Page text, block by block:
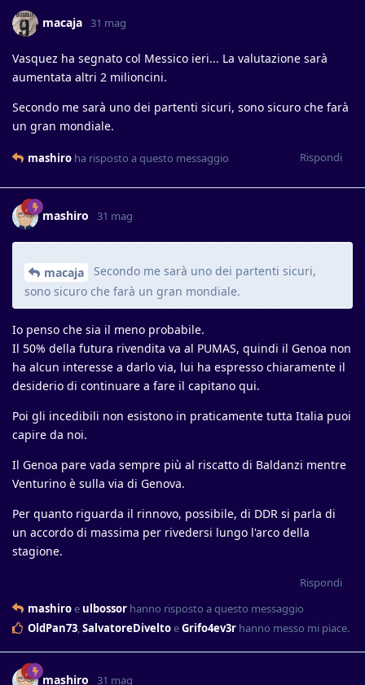
macaja 31 mag
Vasquez ha segnato col Messico ieri... La valutazione sarà
aumentata altri 2 milioncini.
Secondo me sarà uno dei partenti sicuri, sono sicuro che farà
un gran mondiale.
Rispondi
mashiro ha risposto a questo messaggio
mashiro 31 mag
macaja
Secondo me sarà uno dei partenti sicuri,
sono sicuro che farà un gran mondiale.
Io penso che sia il meno probabile.
Il 50% della futura rivendita va al PUMAS, quindi il Genoa non
ha alcun interesse a darlo via, lui ha espresso chiaramente il
desiderio di continuare a fare il capitano qui.
Poi gli incedibili non esistono in praticamente tutta Italia puoi
capire da noi.
Il Genoa pare vada sempre più al riscatto di Baldanzi mentre
Venturino è sulla via di Genova.
Per quanto riguarda il rinnovo, possibile, di DDR si parla di
un accordo di massima per rivedersi lungo l'arco della
stagione.
Rispondi
mashiroe ulbossor hanno risposto a questo messaggio
OldPan73,SalvatoreDiveltoeGrifo4ev3r hanno messo mi piace.
mashiro 31 mag